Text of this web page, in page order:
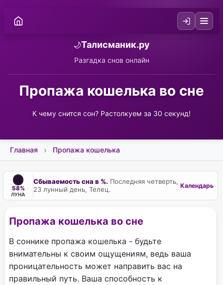
🌙Талисманик.ру
Разгадка снов онлайн
Пропажа кошелька во сне
К чему снится сон? Растолкуем за 30 секунд!
Главная Пропажа кошелька
58%
ЛУНА
Сбываемость сна в %. Последняя четверть,
23 лунный день, Телец.
Календарь
Пропажа кошелька во сне
В соннике пропажа кошелька - будьте
внимательны к своим ощущениям, ведь ваша
проницательность может направить вас на
правильный путь. Ваша способность к